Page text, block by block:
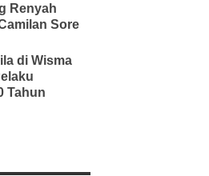
Renyah
Sore
di Wisma
Tahun